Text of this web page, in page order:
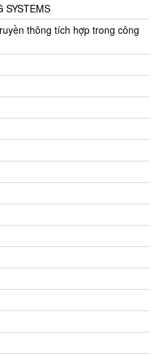
SYSTEMS
thông tích hợp trong công